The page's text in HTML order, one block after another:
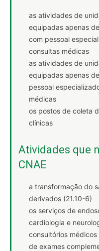
as atividades de
equipadas apenas
com pessoal
consultas médicas
as atividades de
equipadas apenas
pessoal
médicas
os postos de coleta
clínicas
Atividades que
CNAE
a transformação do
derivados (21.10-6)
os serviços de
cardiologia e
consultórios
de exames